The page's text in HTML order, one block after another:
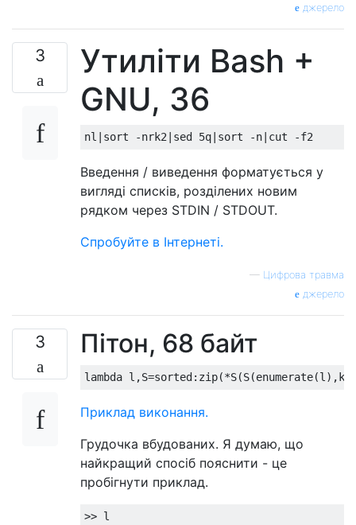
джерело
3
Утиліти Bash +
GNU, 36
Введення / виведення форматується у
вигляді списків, розділених новим
рядком через STDIN / STDOUT.
Спробуйте в Інтернеті.
— Цифрова травма
джерело
3 Пітон, 68 байт
lambda l ,S=sorted : zip(*S(S(enumerate(l ),
Приклад виконання.
Грудочка вбудованих. Я думаю, що
найкращий спосіб пояснити - це
пробігнути приклад.
>>